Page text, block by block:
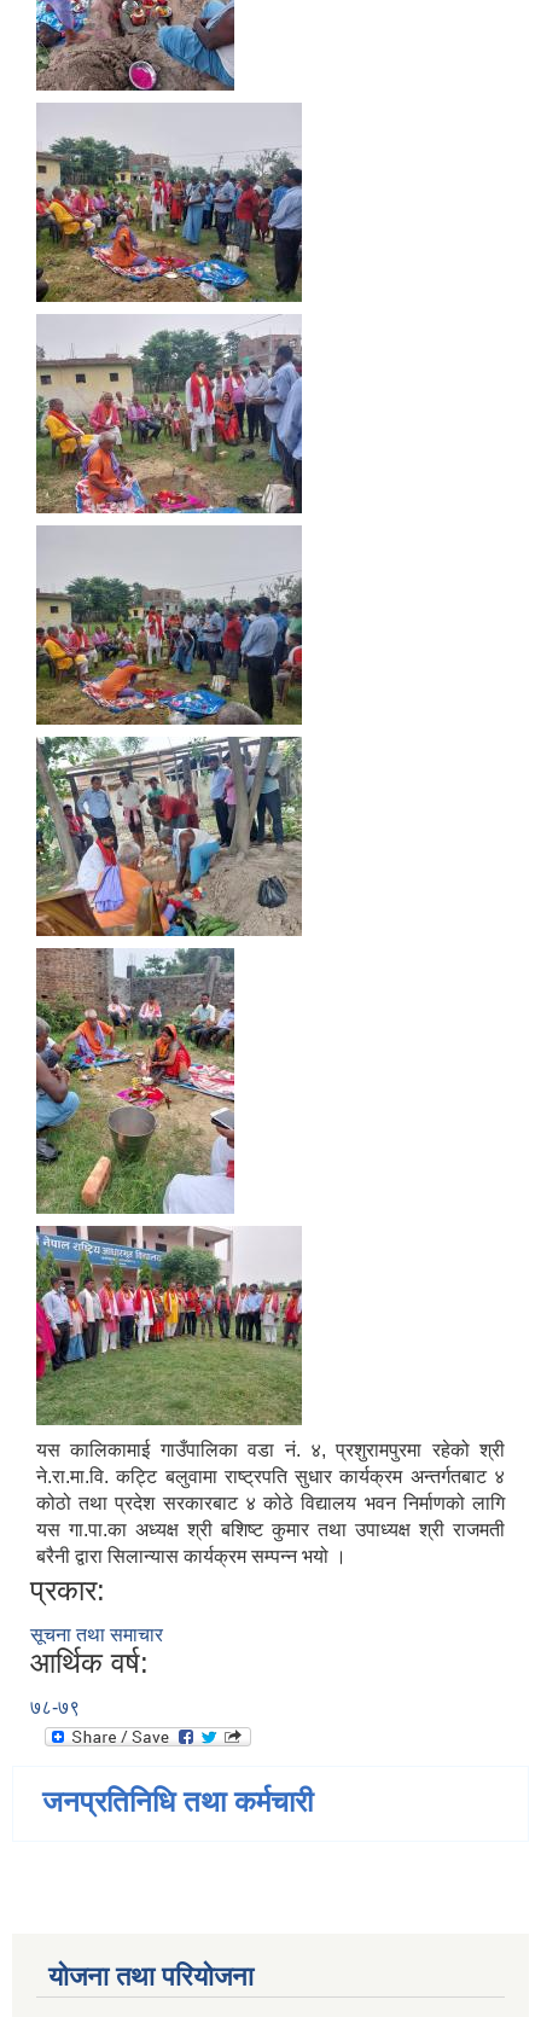
यस कालिकामाई गाउँपालिका वडा नं. ४, प्रशुरामपुरमा रहेको श्री
ने.रा.मा.वि. कट्टि बलुवामा राष्ट्रपति सुधार कार्यक्रम अन्तर्गतबाट ४
कोठो तथा प्रदेश सरकारबाट ४ कोठे विद्यालय भवन निर्माणको लागि
यस गा.पा.का अध्यक्ष श्री बशिष्ट कुमार तथा उपाध्यक्ष श्री राजमती
बरैनी द्वारा सिलान्यास कार्यक्रम सम्पन्न भयो ।
प्रकार:
सूचना तथा समाचार
आर्थिक वर्ष:
७८-७९
जनप्रतिनिधि तथा कर्मचारी
योजना तथा परियोजना